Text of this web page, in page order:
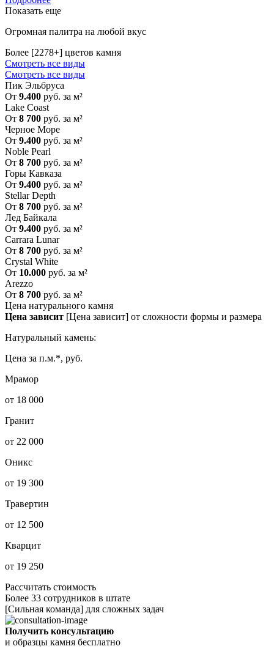
Показать еще
Огромная палитра на любой вкус
Более [2278+] цветов камня
Смотреть все виды
Смотреть все виды
Пик Эльбруса
От 9.400 руб. за м²
Lake Coast
От 8 700 руб. за м²
Черное Море
От 9.400 руб. за м²
Noble Pearl
От 8 700 руб. за м²
Горы Кавказа
От 9.400 руб. за м²
Stellar Depth
От 8 700 руб. за м²
Лед Байкала
От 9.400 руб. за м²
Carrara Lunar
От 8 700 руб. за м²
Crystal White
От 10.000 руб. за м²
Arezzo
От 8 700 руб. за м²
Цена натурального камня
Цена зависит [Цена зависит] от сложности формы и размера
Натуральный камень:
Цена за п.м.*, руб.
Мрамор
от 18 000
Гранит
от 22 000
Оникс
от 19 300
Травертин
от 12 500
Кварцит
от 19 250
Рассчитать стоимость
Более 33 сотрудников в штате
[Сильная команда] для сложных задач
Получить консультацию
и образцы камня бесплатно